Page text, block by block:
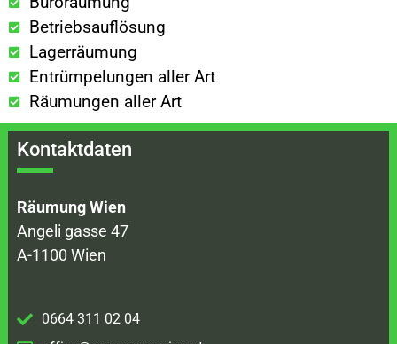
Betriebsauflösung
Lagerräumung
Entrümpelungen aller Art
Räumungen aller Art
Kontaktdaten
Räumung Wien
Angeli gasse 47
A-1100 Wien
0664 311 02 04